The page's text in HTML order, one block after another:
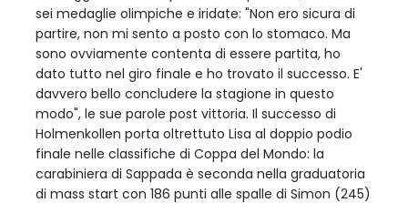
sei medaglie olimpiche e iridate: "Non ero sicura di
partire, non mi sento a posto con lo stomaco. Ma
sono ovviamente contenta di essere partita, ho
dato tutto nel giro finale e ho trovato il successo. E'
davvero bello concludere la stagione in questo
modo", le sue parole post vittoria. Il successo di
Holmenkollen porta oltrettuto Lisa al doppio podio
finale nelle classifiche di Coppa del Mondo: la
carabiniera di Sappada è seconda nella graduatoria
di mass start con 186 punti alle spalle di Simon (245)